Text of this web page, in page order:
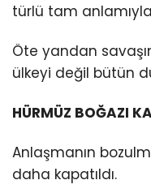
türlü tam
Öte yandan
ülkeyi değil bütün
HÜRMÜZ BOĞAZI
Anlaşmanın
daha kapatıldı.